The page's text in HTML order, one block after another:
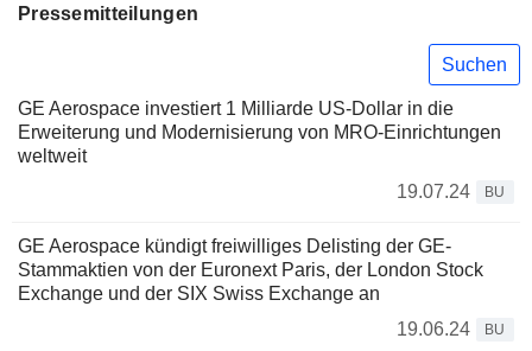
Pressemitteilungen
Suchen
GE Aerospace investiert 1 Milliarde US-Dollar in die
Erweiterung und Modernisierung von MRO-Einrichtungen
weltweit
19.07.24
BU
GE Aerospace kündigt freiwilliges Delisting der GE-
Stammaktien von der Euronext Paris, der London Stock
Exchange und der SIX Swiss Exchange an
19.06.24
BU